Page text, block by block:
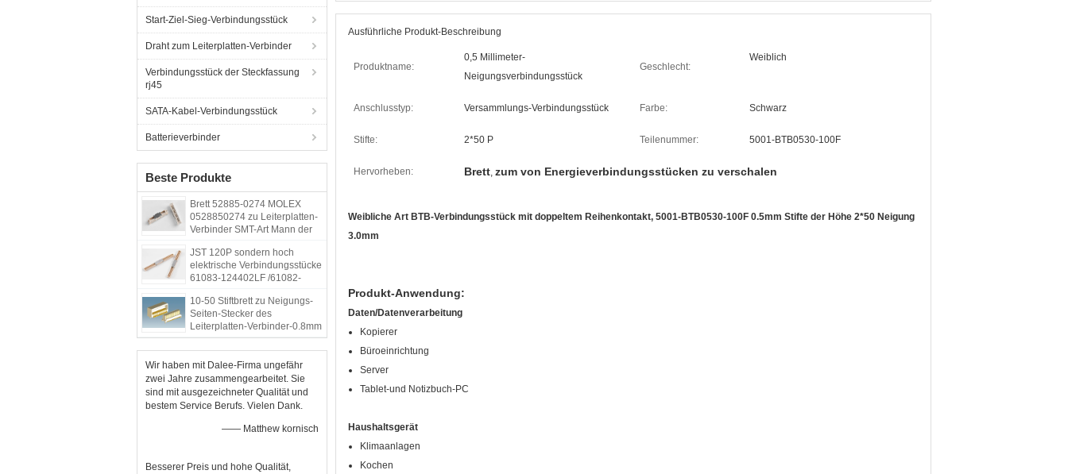
Start-Ziel-Sieg-Verbindungsstück
Draht zum Leiterplatten-Verbinder
Verbindungsstück der Steckfassung
rj45
SATA-Kabel-Verbindungsstück
Batterieverbinder
Beste Produkte
Brett 52885-0274 MOLEX
0528850274 zu Leiterplatten-
Verbinder SMT-Art Mann der
JST 120P sondern hoch
elektrische Verbindungsstücke
61083-124402LF /61082-
aus
10-50 Stiftbrett zu Neigungs-
Seiten-Stecker des
Leiterplatten-Verbinder-0.8mm
materieller Phospor-am
Endebronze
Wir haben mit Dalee-Firma ungefähr
zwei Jahre zusammengearbeitet. Sie
sind mit ausgezeichneter Qualität und
bestem Service Berufs. Vielen Dank.
—— Matthew kornisch
Besserer Preis und hohe Qualität,
Ausführliche Produkt-Beschreibung
Produktname:
0,5 Millimeter-
Neigungsverbindungsstück
Geschlecht:
Weiblich
Anschlusstyp: Versammlungs-Verbindungsstück Farbe: Schwarz
Stifte: 2*50 P Teilenummer: 5001-BTB0530-100F
Hervorheben: Brett, zum von Energieverbindungsstücken zu verschalen
Weibliche Art BTB-Verbindungsstück mit doppeltem Reihenkontakt, 5001-BTB0530-100F 0.5mm Stifte der Höhe 2*50 Neigung
3.0mm
Produkt-Anwendung:
Daten/Datenverarbeitung
Kopierer
Büroeinrichtung
Server
Tablet-und Notizbuch-PC
Haushaltsgerät
Klimaanlagen
Kochen